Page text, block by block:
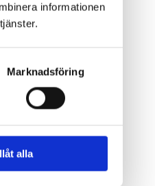
informationen
Marknadsföring
alla